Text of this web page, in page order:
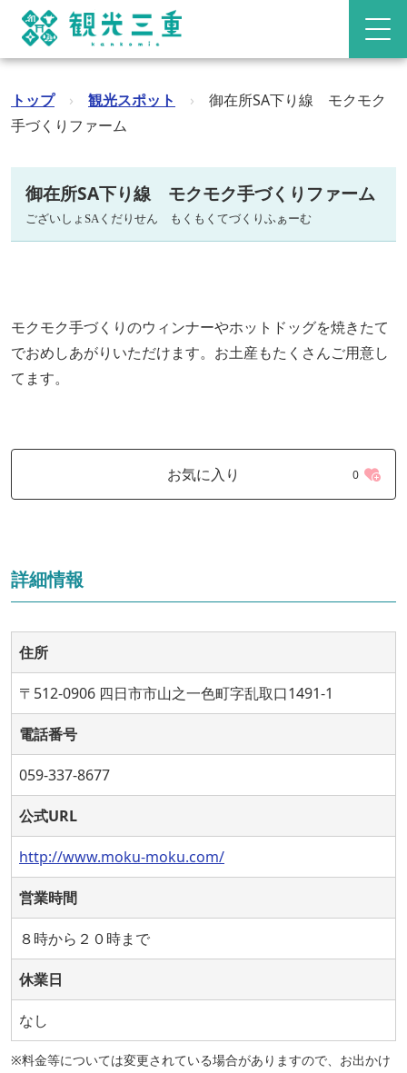
トップ › 観光スポット ›
御在所SA下り線 モクモク
手づくりファーム
御在所SA下り線 モクモク手づくりファーム
ございしょSAくだりせん もくもくてづくりふぁーむ
モクモク手づくりのウィンナーやホットドッグを焼きたて
でおめしあがりいただけます。お土産もたくさんご用意し
てます。
お気に入り 0
詳細情報
住所
〒512-0906 四日市市山之一色町字乱取口1491-1
電話番号
059-337-8677
公式URL
http://www.moku-moku.com/
営業時間
８時から２０時まで
休業日
なし
※料金等については変更されている場合がありますので、お出かけ